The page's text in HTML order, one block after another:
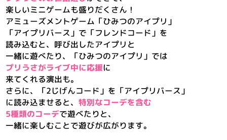
楽しいミニゲームも盛りだくさん！
アミューズメントゲーム「ひみつのアイプリ」
「アイプリバース」で「フレンドコード」を
読み込むと、 呼び出したアイプリと
一緒に遊べたり、「ひみつのアイプリ」では
プリうさがライブ中に応援に
来てくれる演出も。
さらに、「2じげんコード」を「アイプリバース」
に読み込ませると、特別なコーデを含む
5種類のコーデで遊べたりと、
一緒に楽しむことで遊びが広がります。